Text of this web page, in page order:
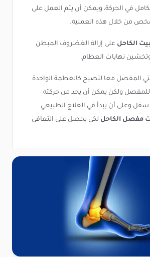
في الحركة، ويمكن أن يتم العمل على
من خلال هذه العملية.
الكاحل على إزالة الغضروف المبطن
وتخشين نهايات العظام.
المفصل معا لتصبح كالعظمة الواحدة
ولكن يمكن أن يحد من حركته
وعلى أن يبدأ في العلاج الطبيعي
مفصل الكاحل لكي يحصل على التعافي